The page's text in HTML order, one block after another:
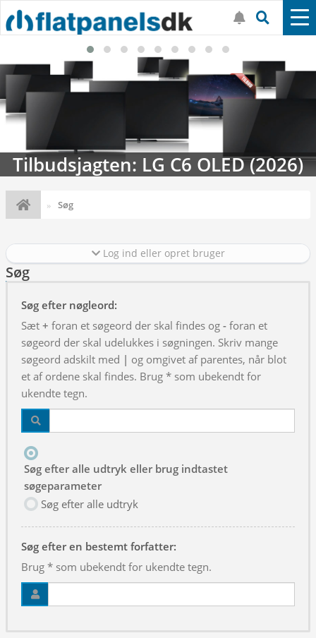
Tilbudsjagten: LG C6 OLED (2026)
Søg
Log ind eller opret bruger
Søg
Søg efter nøgleord:
Sæt + foran et søgeord der skal findes og - foran et
søgeord der skal udelukkes i søgningen. Skriv mange
søgeord adskilt med | og omgivet af parentes, når blot
et af ordene skal findes. Brug * som ubekendt for
ukendte tegn.
Søg efter alle udtryk eller brug indtastet
søgeparameter
Søg efter alle udtryk
Søg efter en bestemt forfatter:
Brug * som ubekendt for ukendte tegn.